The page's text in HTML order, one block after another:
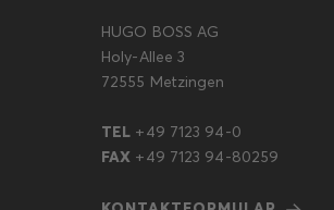
HUGO BOSS AG
Holy-Allee 3
72555 Metzingen
TEL +49 7123 94-0
FAX +49 7123 94-80259